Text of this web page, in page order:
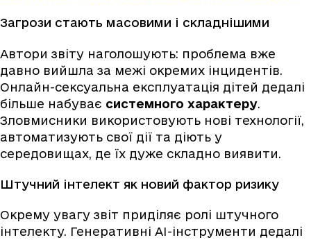
Загрози стають масовими і складнішими
Автори звіту наголошують: проблема вже
давно вийшла за межі окремих інцидентів.
Онлайн-сексуальна експлуатація дітей дедалі
більше набуває системного характеру.
Зловмисники використовують нові технології,
автоматизують свої дії та діють у
середовищах, де їх дуже складно виявити.
Штучний інтелект як новий фактор ризику
Окрему увагу звіт приділяє ролі штучного
інтелекту. Генеративні AI-інструменти дедалі